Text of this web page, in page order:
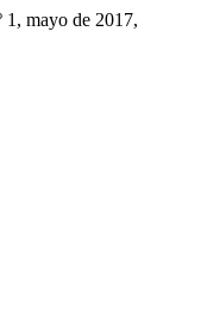
1, mayo de 2017,